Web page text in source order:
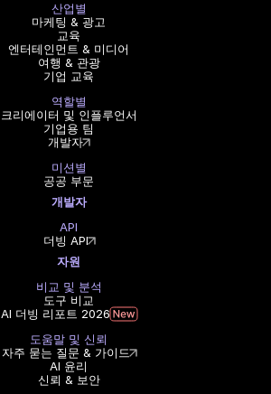
산업별
마케팅 & 광고
교육
엔터테인먼트 & 미디어
여행 & 관광
기업 교육
역할별
크리에이터 및 인플루언서
기업용 팀
개발자
미션별
공공 부문
개발자
API
더빙 API
자원
비교 및 분석
도구 비교
AI 더빙 리포트 2026
도움말 및 신뢰
자주 묻는 질문 & 가이드
AI 윤리
신뢰 & 보안